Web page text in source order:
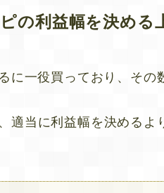
の利益幅を決める
に一役買っており、その
適当に利益幅を決める